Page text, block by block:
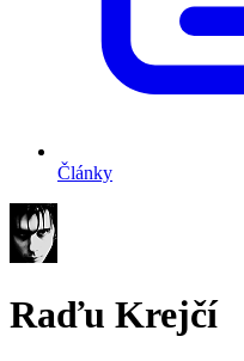
Články
Raďu Krejčí